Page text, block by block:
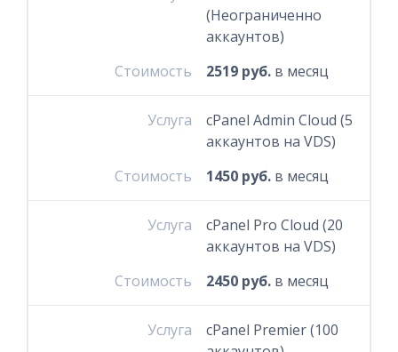
(Неограниченно
аккаунтов)
Стоимость
2519 руб.в месяц
Услуга
cPanel Admin Cloud (5
аккаунтов на VDS)
Стоимость
1450 руб.в месяц
Услуга
cPanel Pro Cloud (20
аккаунтов на VDS)
Стоимость
2450 руб.в месяц
Услуга
cPanel Premier (100